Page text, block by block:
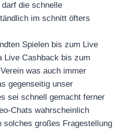
darf die schnelle
im schnitt öfters
Spielen bis zum Live
Live Cashback bis zum
was auch immer
gegenseitig unser
sei schnell gemacht ferner
Chats wahrscheinlich
solches großes Fragestellung